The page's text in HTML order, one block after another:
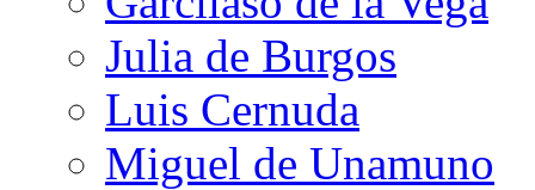
Julia de Burgos
Luis Cernuda
Miguel de Unamuno